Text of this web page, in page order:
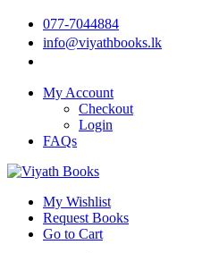
077-7044884
info@viyathbooks.lk
My Account
Checkout
Login
FAQs
My Wishlist
Request Books
Go to Cart